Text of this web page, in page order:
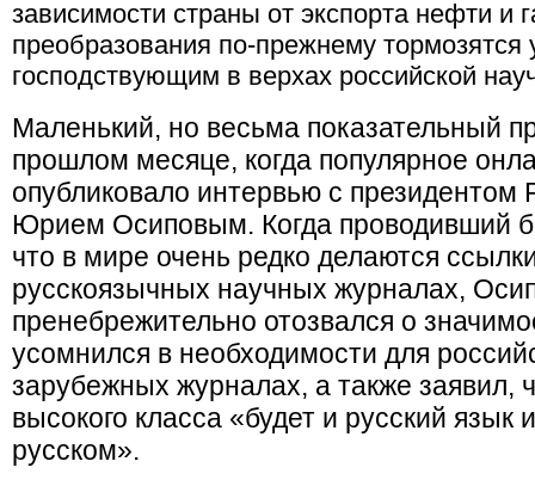
зависимости страны от экспорта нефти и
преобразования по-прежнему
господствующим в верхах российской
Маленький, но весьма показательный
прошлом месяце, когда популярное
опубликовало интервью с президентом
Юрием Осиповым. Когда проводивший
что в мире очень редко делаются
русскоязычных научных журналах,
пренебрежительно отозвался о
усомнился в необходимости для
зарубежных журналах, а также заявил,
высокого класса «будет и русский язык
русском».